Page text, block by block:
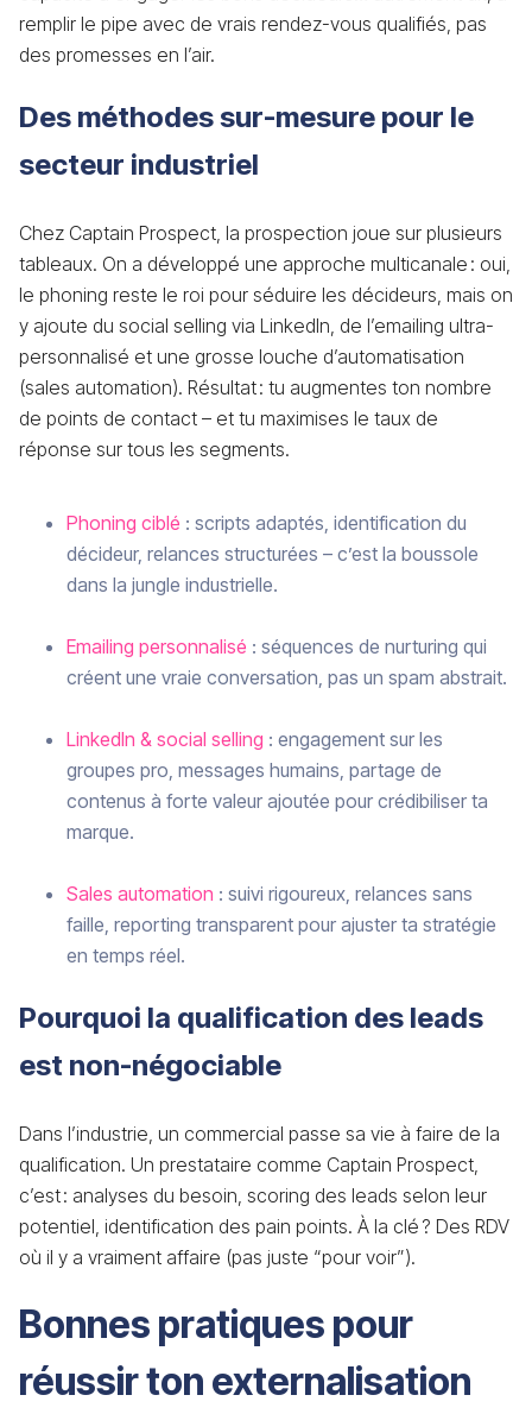
remplir le pipe avec de vrais rendez-vous qualifiés, pas
des promesses en l’air.
Des méthodes sur-mesure pour le
secteur industriel
Chez Captain Prospect, la prospection joue sur plusieurs
tableaux. On a développé une approche multicanale : oui,
le phoning reste le roi pour séduire les décideurs, mais on
y ajoute du social selling via LinkedIn, de l’emailing ultra-
personnalisé et une grosse louche d’automatisation
(sales automation). Résultat : tu augmentes ton nombre
de points de contact – et tu maximises le taux de
réponse sur tous les segments.
Phoning ciblé : scripts adaptés, identification du
décideur, relances structurées – c’est la boussole
dans la jungle industrielle.
Emailing personnalisé : séquences de nurturing qui
créent une vraie conversation, pas un spam abstrait.
LinkedIn & social selling : engagement sur les
groupes pro, messages humains, partage de
contenus à forte valeur ajoutée pour crédibiliser ta
marque.
Sales automation : suivi rigoureux, relances sans
faille, reporting transparent pour ajuster ta stratégie
en temps réel.
Pourquoi la qualification des leads
est non-négociable
Dans l’industrie, un commercial passe sa vie à faire de la
qualification. Un prestataire comme Captain Prospect,
c’est : analyses du besoin, scoring des leads selon leur
potentiel, identification des pain points. À la clé ? Des RDV
où il y a vraiment affaire (pas juste “pour voir”).
Bonnes pratiques pour
réussir ton externalisation